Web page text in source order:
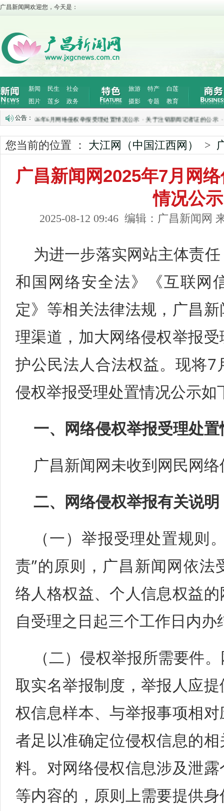
广昌新闻网欢迎您，今天是：
新闻 民生
社会
图片
莲乡 政务
旅游 特产
白莲
摄影
专题 教育
公告：
闻网2026年6月网络侵权举报受理处置情况公示·关于注销新闻记者证的公示·公
您当前的位置 ： 大江网（中国江西网） >
广昌新闻网2025年7月网
情况公示
2025-08-12 09:46 编辑：广昌新闻网
为进一步落实网站主体责
和国网络安全法》《互联网
定》等相关法律法规，广昌
理渠道，加大网络侵权举报
护公民法人合法权益。现将7
侵权举报受理处置情况公示如
一、网络侵权举报受理处
广昌新闻网未收到网民网
二、网络侵权举报有关说明
（一）举报受理处置规则
责”的原则，广昌新闻网依法
络人格权益、个人信息权益
自受理之日起三个工作日内办
（二）侵权举报所需要件
取实名举报制度，举报人应
权信息样本、与举报事项相
者足以准确定位侵权信息的
料。对网络侵权信息涉及泄
等内容的，原则上需要提供